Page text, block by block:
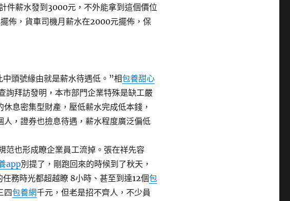
件薪水發到3000元，不外能拿到這個價位
佈，貨車司機月薪水在2000元擺佈，保
中頭號緣由就是薪水待遇低。”相包養甜心
詢拜訪發明，本市部門企業特殊是缺工嚴
息密集型財產，壓低薪水完成低本錢，
，證券也撿息待遇，薪水程度廣泛偏低
范也形成瞭企業員工流掉。張在祥先容
app別提了，剛跑回來的時候到了秋天，
務時光都超越瞭 8小時、甚至到達12個包
四包養網千元，但老是招不齊人，不少員